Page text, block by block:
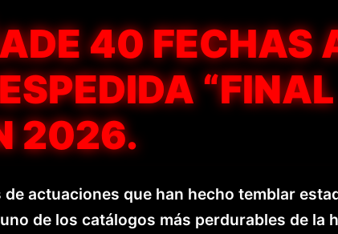
40 FECHAS
“FINAL
2026.
actuaciones que han hecho temblar
de los catálogos más perdurables de la